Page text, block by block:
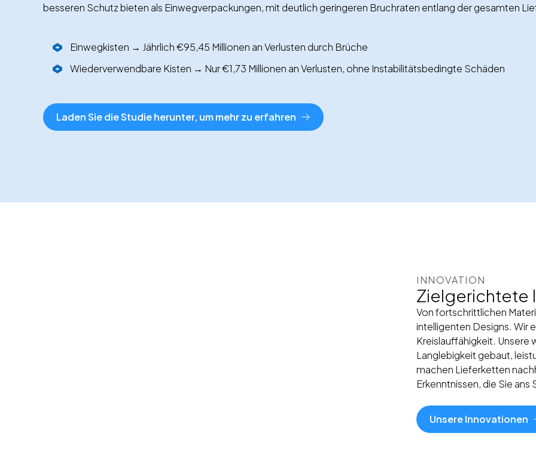
besseren Schutz bieten als Einwegverpackungen, mit deutlich geringeren Bruchraten entlang der gesamten
Einwegkisten → Jährlich €95,45 Millionen an Verlusten durch Brüche
Wiederverwendbare Kisten → Nur €1,73 Millionen an Verlusten, ohne Instabilitätsbedingte Schäden
Laden Sie die Studie herunter, um mehr zu erfahren
INNOVATION
Zielgerichtete
Von fortschrittlichen
intelligenten Designs. Wir
Kreislauffähigkeit. Unsere
Langlebigkeit gebaut,
machen Lieferketten
Erkenntnissen, die Sie ans
Unsere Innovationen